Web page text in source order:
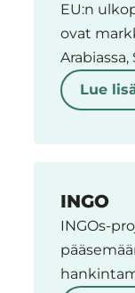
EU:n
ovat
Lue
INGO
INGOs-